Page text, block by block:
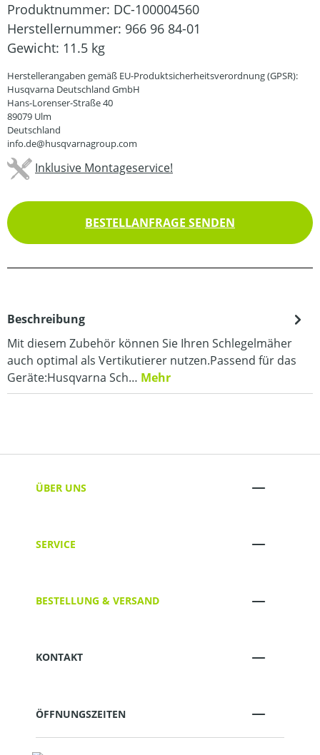
Produktnummer: DC-100004560
Herstellernummer: 966 96 84-01
Gewicht: 11.5 kg
Herstellerangaben gemäß EU-Produktsicherheitsverordnung (GPSR):
Husqvarna Deutschland GmbH
Hans-Lorenser-Straße 40
89079 Ulm
Deutschland
info.de@husqvarnagroup.com
Inklusive Montageservice!
BESTELLANFRAGE SENDEN
Beschreibung
Mit diesem Zubehör können Sie Ihren Schlegelmäher
auch optimal als Vertikutierer nutzen.Passend für das
Geräte:Husqvarna Sch… Mehr
ÜBER UNS
SERVICE
BESTELLUNG & VERSAND
KONTAKT
ÖFFNUNGSZEITEN